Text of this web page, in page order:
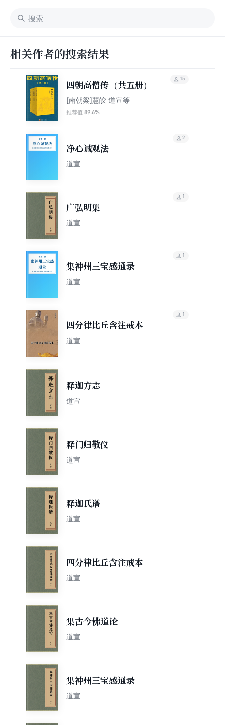
相关作者的搜索结果
四朝高僧传（共五册）
[南朝梁]慧皎 道宣等
推荐值 89.6%
15
净心诫观法
道宣
2
广弘明集
道宣
1
集神州三宝感通录
道宣
1
四分律比丘含注戒本
道宣
1
释迦方志
道宣
释门归敬仪
道宣
释迦氏谱
道宣
四分律比丘含注戒本
道宣
集古今佛道论
道宣
集神州三宝感通录
道宣